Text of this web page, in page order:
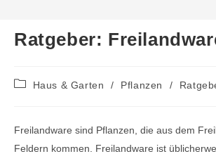
Ratgeber:
Beitrags-
Haus & Garten / Pflanzen /
Freilandware sind Pflanzen, die aus dem
Feldern kommen. Freilandware ist